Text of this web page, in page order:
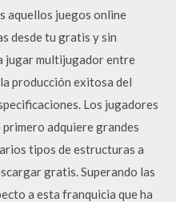
aquellos juegos online
desde tu gratis y sin
jugar multijugador entre
producción exitosa del
Los jugadores
primero adquiere grandes
tipos de estructuras a
gratis. Superando las
a esta franquicia que ha